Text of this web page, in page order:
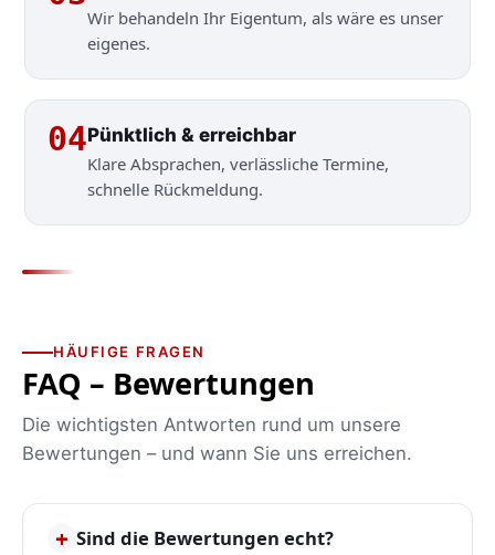
Wir behandeln Ihr Eigentum, als wäre es unser
eigenes.
04Pünktlich & erreichbar
Klare Absprachen, verlässliche Termine,
schnelle Rückmeldung.
HÄUFIGE FRAGEN
FAQ – Bewertungen
Die wichtigsten Antworten rund um unsere
Bewertungen – und wann Sie uns erreichen.
+ Sind die Bewertungen echt?